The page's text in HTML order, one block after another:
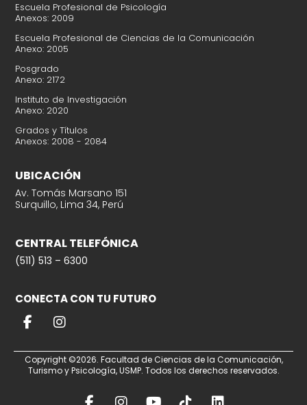
Escuela Profesional de Psicología
Anexos: 2009
Escuela Profesional de Ciencias de la Comunicación
Anexo: 2005
Posgrado
Anexo: 2172
Instituto de Investigación
Anexo: 2020
Grados y Títulos
Anexos: 2008 - 2084
UBICACIÓN
Av. Tomás Marsano 151
Surquillo, Lima 34, Perú
CENTRAL TELEFÓNICA
(511) 513 – 6300
CONECTA CON TU FUTURO
Copyright ©2026. Facultad de Ciencias de la Comunicación,
Turismo y Psicología, USMP. Todos los derechos reservados.